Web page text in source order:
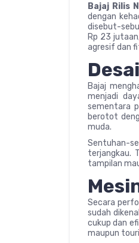
Bajaj Rilis
dengan
disebut-
Rp 23
agresif dan
Bajaj
menjadi
sementara
berotot
muda.
Sentuhan-
terjangkau.
tampilan
Secara
sudah
cukup dan
maupun